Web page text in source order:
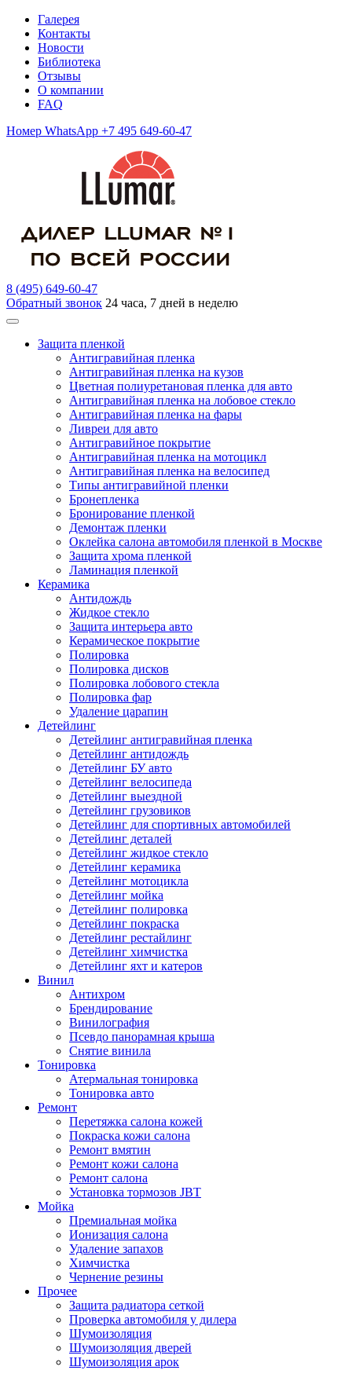
Галерея
Контакты
Новости
Библиотека
Отзывы
О компании
FAQ
Номер WhatsApp +7 495 649-60-47
8 (495) 649-60-47
Обратный звонок 24 часа, 7 дней в неделю
Защита пленкой
Антигравийная пленка
Антигравийная пленка на кузов
Цветная полиуретановая пленка для авто
Антигравийная пленка на лобовое стекло
Антигравийная пленка на фары
Ливреи для авто
Антигравийное покрытие
Антигравийная пленка на мотоцикл
Антигравийная пленка на велосипед
Типы антигравийной пленки
Бронепленка
Бронирование пленкой
Демонтаж пленки
Оклейка салона автомобиля пленкой в Москве
Защита хрома пленкой
Ламинация пленкой
Керамика
Антидождь
Жидкое стекло
Защита интерьера авто
Керамическое покрытие
Полировка
Полировка дисков
Полировка лобового стекла
Полировка фар
Удаление царапин
Детейлинг
Детейлинг антигравийная пленка
Детейлинг антидождь
Детейлинг БУ авто
Детейлинг велосипеда
Детейлинг выездной
Детейлинг грузовиков
Детейлинг для спортивных автомобилей
Детейлинг деталей
Детейлинг жидкое стекло
Детейлинг керамика
Детейлинг мотоцикла
Детейлинг мойка
Детейлинг полировка
Детейлинг покраска
Детейлинг рестайлинг
Детейлинг химчистка
Детейлинг яхт и катеров
Винил
Антихром
Брендирование
Винилография
Псевдо панорамная крыша
Снятие винила
Тонировка
Атермальная тонировка
Тонировка авто
Ремонт
Перетяжка салона кожей
Покраска кожи салона
Ремонт вмятин
Ремонт кожи салона
Ремонт салона
Установка тормозов JBT
Мойка
Премиальная мойка
Ионизация салона
Удаление запахов
Химчистка
Чернение резины
Прочее
Защита радиатора сеткой
Проверка автомобиля у дилера
Шумоизоляция
Шумоизоляция дверей
Шумоизоляция арок